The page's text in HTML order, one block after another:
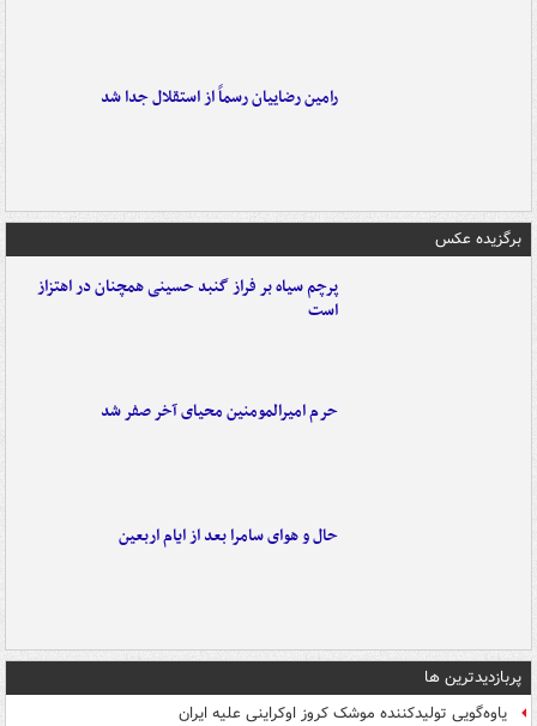
رامین رضاییان رسماً از استقلال جدا شد
برگزیده عکس
پرچم سیاه بر فراز گنبد حسینی همچنان در اهتزاز
است
حرم امیرالمومنین محیای آخر صفر شد
حال و هوای سامرا بعد از ایام اربعین
پربازدیدترین ها
یاوه‌گویی تولیدکننده موشک کروز اوکراینی علیه ایران